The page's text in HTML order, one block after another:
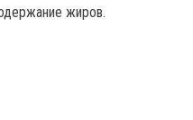
жиров.